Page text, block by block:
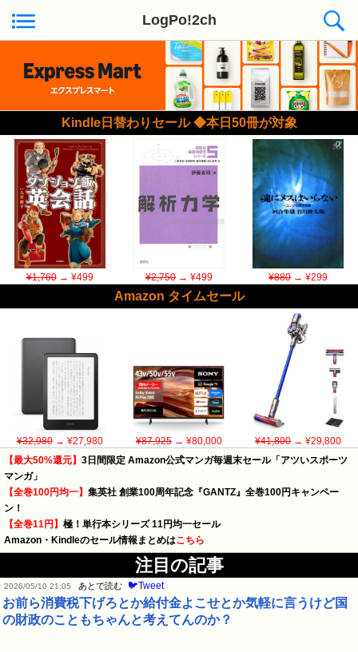
LogPo!2ch
Kindle日替わりセール ◆本日50冊が対象
¥1,760→ ¥499 ¥2,750→ ¥499 ¥880→ ¥299
Amazon タイムセール
¥32,980→ ¥27,980 ¥87,925→ ¥80,000 ¥41,800→ ¥29,800
【最大50%還元】 3日間限定 Amazon公式マンガ毎週末セール「アツいスポーツ
マンガ」
【全巻100円均一】 集英社 創業100周年記念『GANTZ』全巻100円キャンペー
ン！
【全巻11円】 極！単行本シリーズ 11円均一セール
Amazon・Kindleのセール情報まとめはこちら
注目の記事
2026/05/10 21:05 あとで読む 🐦Tweet
お前ら消費税下げろとか給付金よこせとか気軽に言うけど国
の財政のこともちゃんと考えてんのか？